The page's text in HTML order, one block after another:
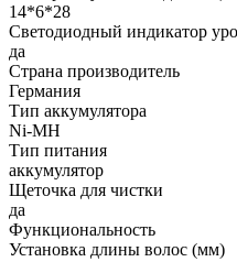
14*6*28
Светодиодный индикатор
да
Страна производитель
Германия
Тип аккумулятора
Ni-MH
Тип питания
аккумулятор
Щеточка для чистки
да
Функциональность
Установка длины волос (мм)